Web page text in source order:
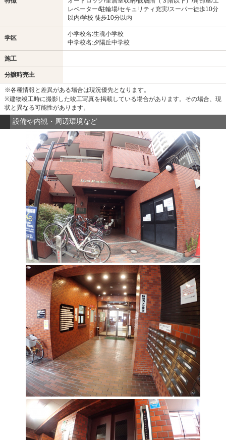
レベーター/駐輪場/セキュリティ充実/スーパー徒歩10分
以内/学校 徒歩10分以内
学区
小学校名:生魂小学校
中学校名:夕陽丘中学校
施工
分譲時売主
※各種情報と差異がある場合は現況優先となります。
※建物竣工時に撮影した竣工写真を掲載している場合があります。その場合、現
状と異なる可能性があります。
設備や内観・周辺環境など